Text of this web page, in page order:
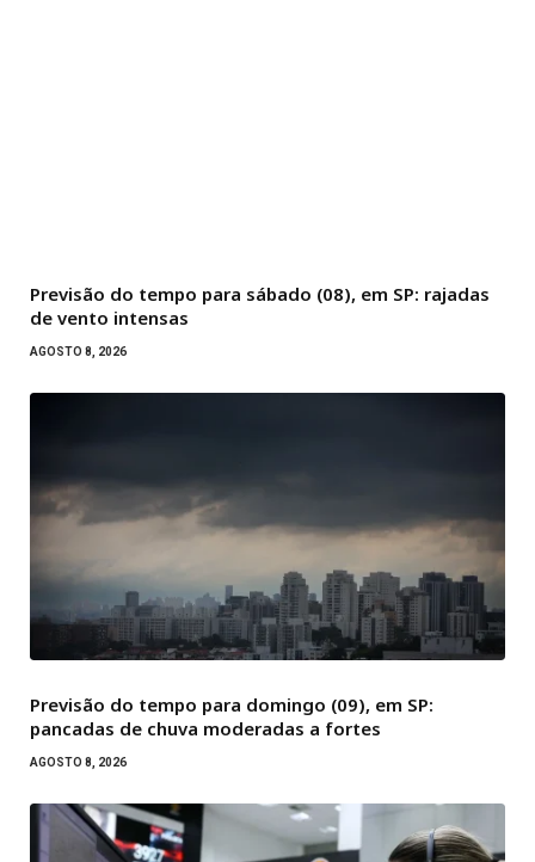
Previsão do tempo para sábado (08), em SP: rajadas
de vento intensas
AGOSTO 8, 2026
Previsão do tempo para domingo (09), em SP:
pancadas de chuva moderadas a fortes
AGOSTO 8, 2026